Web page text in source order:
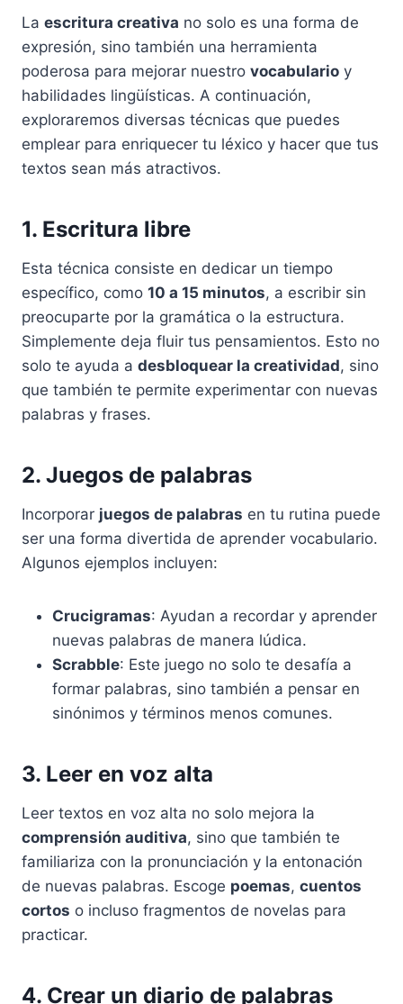
La escritura creativa no solo es una forma de
expresión, sino también una herramienta
poderosa para mejorar nuestro vocabulario y
habilidades lingüísticas. A continuación,
exploraremos diversas técnicas que puedes
emplear para enriquecer tu léxico y hacer que tus
textos sean más atractivos.
1. Escritura libre
Esta técnica consiste en dedicar un tiempo
específico, como 10 a 15 minutos, a escribir sin
preocuparte por la gramática o la estructura.
Simplemente deja fluir tus pensamientos. Esto no
solo te ayuda a desbloquear la creatividad, sino
que también te permite experimentar con nuevas
palabras y frases.
2. Juegos de palabras
Incorporar juegos de palabras en tu rutina puede
ser una forma divertida de aprender vocabulario.
Algunos ejemplos incluyen:
Crucigramas: Ayudan a recordar y aprender
nuevas palabras de manera lúdica.
Scrabble: Este juego no solo te desafía a
formar palabras, sino también a pensar en
sinónimos y términos menos comunes.
3. Leer en voz alta
Leer textos en voz alta no solo mejora la
comprensión auditiva, sino que también te
familiariza con la pronunciación y la entonación
de nuevas palabras. Escoge poemas, cuentos
cortos o incluso fragmentos de novelas para
practicar.
4. Crear un diario de palabras